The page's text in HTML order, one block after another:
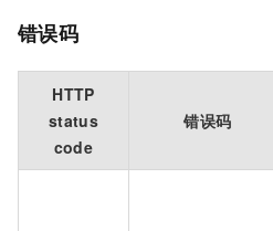
错误码
HTTP
status
code
错误码